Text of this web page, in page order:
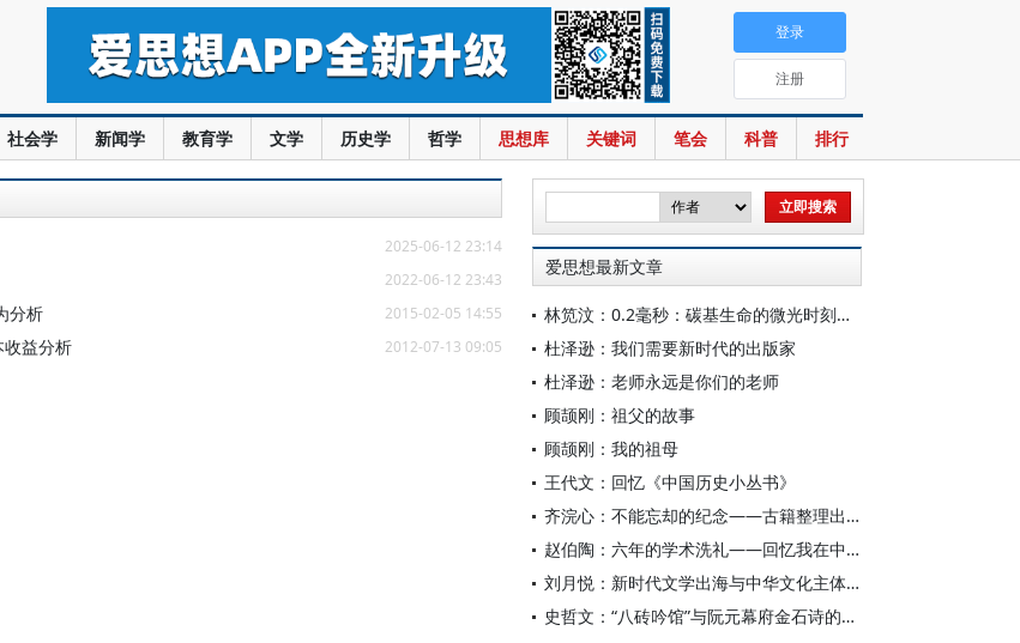
社会学 新闻学 教育学 文学 历史学 哲学 思想库 关键词 笔会 科普 排行
登录
注册
2025-06-12 23:14
2022-06-12 23:43
分析 2015-02-05 14:55
益分析 2012-07-13 09:05
爱思想最新文章
林笕汶：0.2毫秒：碳基生命的微光时刻——读邵春堡《未来人类：科技拓展无限可能》
杜泽逊：我们需要新时代的出版家
杜泽逊：老师永远是你们的老师
顾颉刚：祖父的故事
顾颉刚：我的祖母
王代文：回忆《中国历史小丛书》
齐浣心：不能忘却的纪念——古籍整理出版规划小组成立六十载记
赵伯陶：六年的学术洗礼——回忆我在中华书局的日子
刘月悦：新时代文学出海与中华文化主体性建构
史哲文：“八砖吟馆”与阮元幕府金石诗的学人品格、诗学祈向